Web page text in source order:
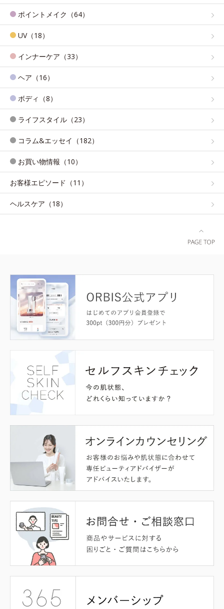
ポイントメイク（64）
UV（18）
インナーケア（33）
ヘア（16）
ボディ（8）
ライフスタイル（23）
コラム&エッセイ（182）
お買い物情報（10）
お客様エピソード（11）
ヘルスケア（18）